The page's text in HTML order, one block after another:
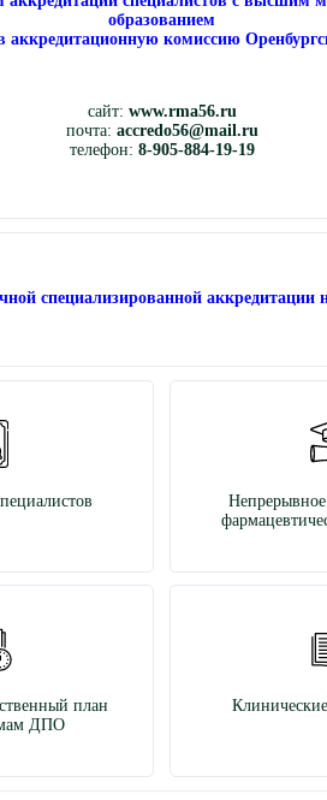
образованием
аккредитационную комиссию
сайт: www.rma56.ru
почта: accredo56@mail.ru
телефон: 8-905-884-19-19
специализированной аккредитации
план
ДПО